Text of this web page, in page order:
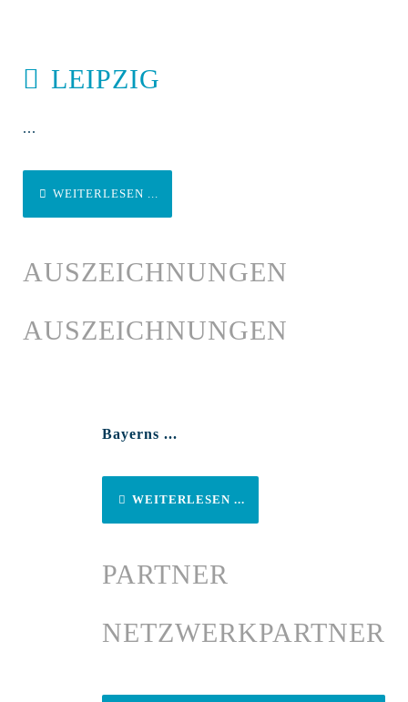
LEIPZIG
...
WEITERLESEN ...
AUSZEICHNUNGEN
AUSZEICHNUNGEN
Bayerns ...
WEITERLESEN ...
PARTNER
NETZWERKPARTNER